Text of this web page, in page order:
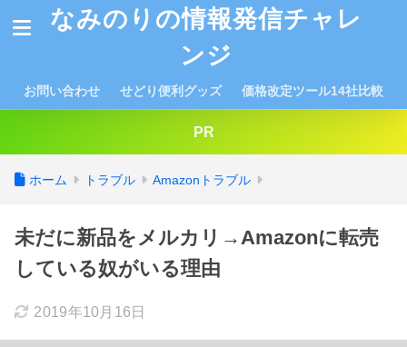
なみのりの情報発信チャレ
ンジ
お問い合わせ せどり便利グッズ 価格改定ツール14社比較
PR
ホーム トラブル Amazonトラブル
未だに新品をメルカリ→Amazonに転売
している奴がいる理由
2019年10月16日